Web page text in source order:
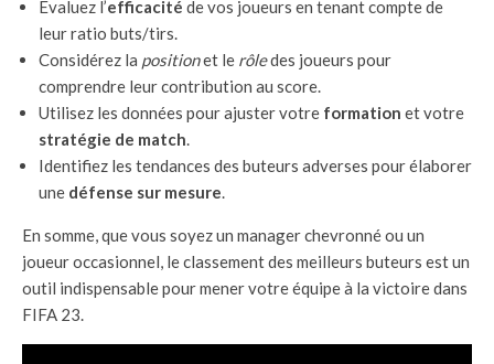
Évaluez l’efficacité de vos joueurs en tenant compte de
leur ratio buts/tirs.
Considérez la positionet le rôledes joueurs pour
comprendre leur contribution au score.
Utilisez les données pour ajuster votre formation et votre
stratégie de match.
Identifiez les tendances des buteurs adverses pour élaborer
une défense sur mesure.
En somme, que vous soyez un manager chevronné ou un
joueur occasionnel, le classement des meilleurs buteurs est un
outil indispensable pour mener votre équipe à la victoire dans
FIFA 23.